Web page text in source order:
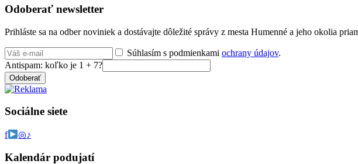
Odoberať newsletter
Prihláste sa na odber noviniek a dostávajte dôležité správy z mesta Humenné a jeho okolia
Súhlasím s podmienkami ochrany údajov.
Antispam: koľko je 1 + 7?
Odoberať
Sociálne siete
f ◎♪
Kalendár podujatí